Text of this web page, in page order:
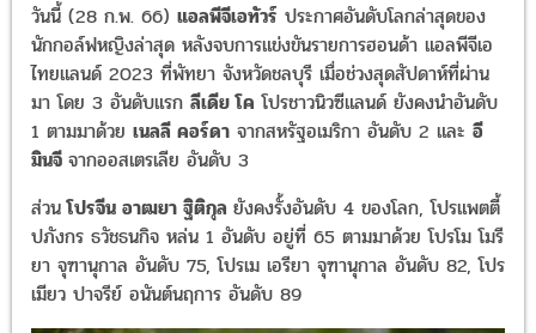
วันนี้ (28 ก.พ. 66) แอลพีจีเอทัวร์ ประกาศอันดับโลกล่าสุดของ
นักกอล์ฟหญิงล่าสุด หลังจบการแข่งขันรายการฮอนด้า แอลพีจีเอ
ไทยแลนด์ 2023 ที่พัทยา จังหวัดชลบุรี เมื่อช่วงสุดสัปดาห์ที่ผ่าน
มา โดย 3 อันดับแรก ลีเดีย โค โปรชาวนิวซีแลนด์ ยังคงนำอันดับ
1 ตามมาด้วย เนลลี คอร์ดา จากสหรัฐอเมริกา อันดับ 2 และ อี
มินจี จากออสเตรเลีย อันดับ 3
ส่วนโปรจีน อาฒยา ฐิติกุล ยังคงรั้งอันดับ 4 ของโลก, โปรแพตตี้
ปภังกร ธวัชธนกิจ หล่น 1 อันดับ อยู่ที่ 65 ตามมาด้วย โปรโม โมรี
ยา จุฑานุกาล อันดับ 75, โปรเม เอรียา จุฑานุกาล อันดับ 82, โปร
เมียว ปาจรีย์ อนันต์นฤการ อันดับ 89